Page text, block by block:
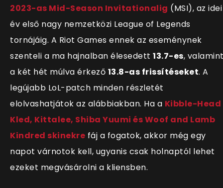
2023-as Mid-Season Invitationalig (MSI), az idei
év első nagy nemzetközi League of Legends
tornájáig. A Riot Games ennek az eseménynek
szenteli a ma hajnalban élesedett 13.7-es,
a két hét múlva érkező 13.8-as frissítéseket. A
legújabb LoL-patch minden részletét
elolvashatjátok az alábbiakban. Ha a Kibble-Head
Kled, Kittalee, Shiba Yuumi és Woof and Lamb
Kindred skinekre fáj a fogatok, akkor még egy
napot várnotok kell, ugyanis csak holnaptól lehet
ezeket megvásárolni a kliensben.